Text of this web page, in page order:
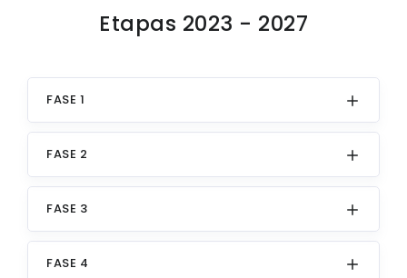
Etapas 2023 - 2027
FASE 1
FASE 2
FASE 3
FASE 4